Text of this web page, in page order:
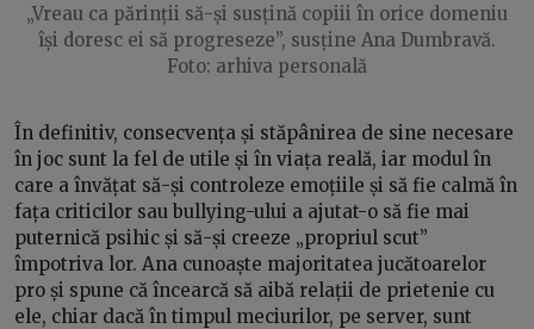
„Vreau ca părinții să-și susțină copiii în orice domeniu
își doresc ei să progreseze”, susține Ana Dumbravă.
Foto: arhiva personală
În definitiv, consecvența și stăpânirea de sine necesare
în joc sunt la fel de utile și în viața reală, iar modul în
care a învățat să-și controleze emoțiile și să fie calmă în
fața criticilor sau bullying-ului a ajutat-o să fie mai
puternică psihic și să-și creeze „propriul scut”
împotriva lor. Ana cunoaște majoritatea jucătoarelor
pro și spune că încearcă să aibă relații de prietenie cu
ele, chiar dacă în timpul meciurilor, pe server, sunt